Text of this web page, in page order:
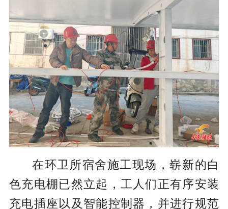
在环卫所宿舍施工现场，崭新的白
色充电棚已然立起，工人们正有序安装
充电插座以及智能控制器，并进行规范